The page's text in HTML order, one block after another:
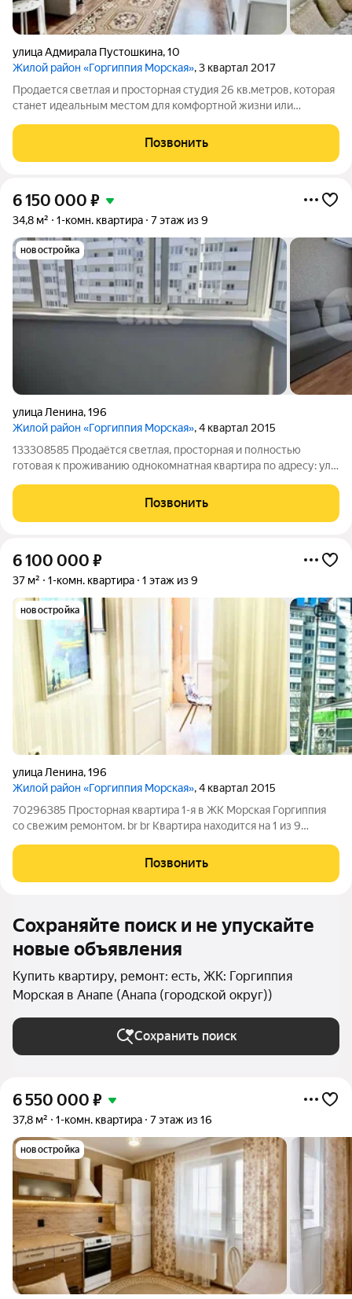
улица Адмирала Пустошкина,10
Жилой район «Горгиппия Морская», 3 квартал 2017
Продается светлая и просторная студия 26 кв.метров, которая
станет идеальным местом для комфортной жизни или
средний этаж. Вся мебель остается, что позволит вам сразу же
заселиться! Студия
Позвонить
6 150 000 ₽
34,8 м² 1-комн. квартира 7 этаж из 9
новостройка
улица Ленина,196
Жилой район «Горгиппия Морская», 4 квартал 2015
133308585 Продаётся светлая, просторная и полностью
готовая к проживанию однокомнатная квартира по адресу: ул.
преимущества: br br Комфорт и техника: В квартире
установлен кондиционер и
Позвонить
6 100 000 ₽
37 м² 1-комн. квартира 1 этаж из 9
новостройка
улица Ленина,196
Жилой район «Горгиппия Морская», 4 квартал 2015
70296385 Просторная квартира 1-я в ЖК Морская Горгиппия
со свежим ремонтом. br br Квартира находится на 1 из 9
Квартира не на солнечной стороне, в летнее время в квартире
будет не жарко.
Позвонить
Сохраняйте поиск и не упускайте
новые объявления
Купить квартиру, ремонт: есть, ЖК: Горгиппия
Морская в Анапе (Анапа (городской округ))
Сохранить поиск
6 550 000 ₽
37,8 м² 1-комн. квартира 7 этаж из 16
новостройка